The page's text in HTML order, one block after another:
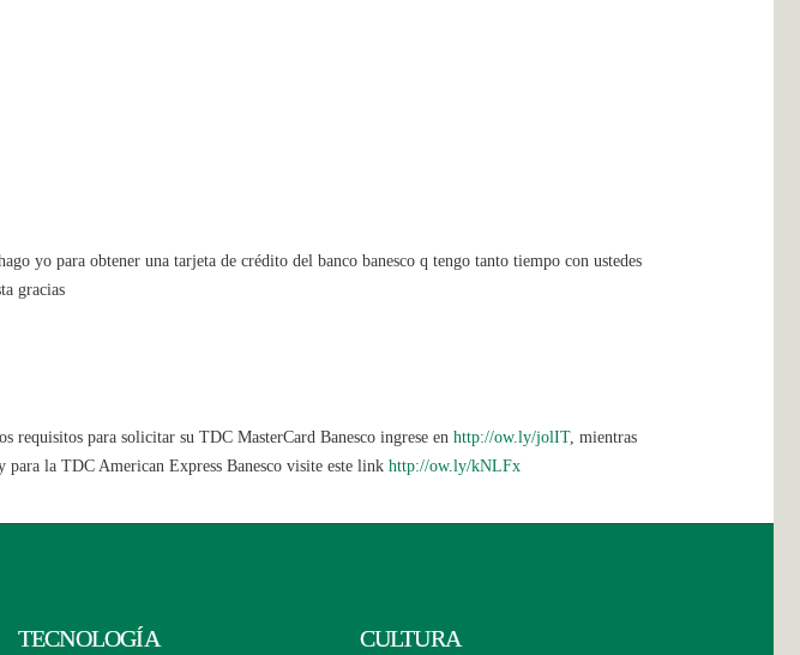
yo para obtener una tarjeta de crédito del banco banesco q tengo tanto tiempo con ustedes
gracias
requisitos para solicitar su TDC MasterCard Banesco ingrese enhttp://ow.ly/jolIT, mientras
para la TDC American Express Banesco visite este linkhttp://ow.ly/kNLFx
TECNOLOGÍA CULTURA